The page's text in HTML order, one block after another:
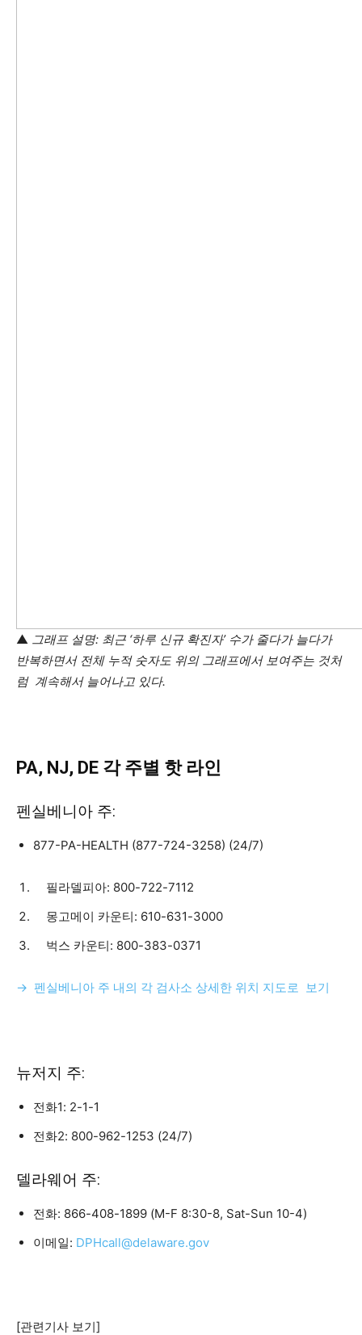
▲ 그래프 설명: 최근 ‘하루 신규 확진자’ 수가 줄다가 늘다가
반복하면서 전체 누적 숫자도 위의 그래프에서 보여주는 것처
럼 계속해서 늘어나고 있다.
PA, NJ, DE 각 주별 핫 라인
펜실베니아 주:
877-PA-HEALTH (877-724-3258) (24/7)
필라델피아: 800-722-7112
몽고메이 카운티: 610-631-3000
벅스 카운티: 800-383-0371
→ 펜실베니아 주 내의 각 검사소 상세한 위치 지도로 보기
뉴저지 주:
전화1: 2-1-1
전화2: 800-962-1253 (24/7)
델라웨어 주:
전화: 866-408-1899 (M-F 8:30-8, Sat-Sun 10-4)
이메일: DPHcall@delaware.gov
[관련기사 보기]